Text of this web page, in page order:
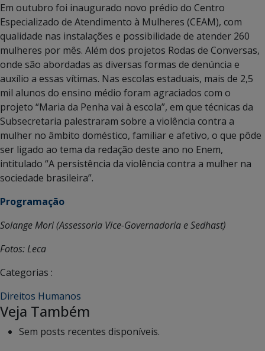
Em outubro foi inaugurado novo prédio do Centro
Especializado de Atendimento à Mulheres (CEAM), com
qualidade nas instalações e possibilidade de atender 260
mulheres por mês. Além dos projetos Rodas de Conversas,
onde são abordadas as diversas formas de denúncia e
auxílio a essas vítimas. Nas escolas estaduais, mais de 2,5
mil alunos do ensino médio foram agraciados com o
projeto “Maria da Penha vai à escola”, em que técnicas da
Subsecretaria palestraram sobre a violência contra a
mulher no âmbito doméstico, familiar e afetivo, o que pôde
ser ligado ao tema da redação deste ano no Enem,
intitulado “A persistência da violência contra a mulher na
sociedade brasileira”.
Programação
Solange Mori (Assessoria Vice-Governadoria e Sedhast)
Fotos: Leca
Categorias :
Direitos Humanos
Veja Também
Sem posts recentes disponíveis.